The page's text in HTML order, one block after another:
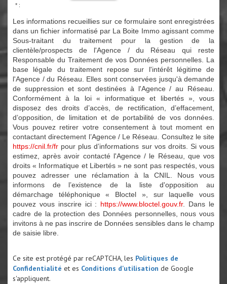
* :
Les informations recueillies sur ce formulaire sont enregistrées
dans un fichier informatisé par La Boite Immo agissant comme
Sous-traitant du traitement pour la gestion de la
clientèle/prospects de l'Agence / du Réseau qui reste
Responsable du Traitement de vos Données personnelles. La
base légale du traitement repose sur l'intérêt légitime de
l'Agence / du Réseau. Elles sont conservées jusqu'à demande
de suppression et sont destinées à l'Agence / au Réseau.
Conformément à la loi « informatique et libertés », vous
disposez des droits d’accès, de rectification, d’effacement,
d’opposition, de limitation et de portabilité de vos données.
Vous pouvez retirer votre consentement à tout moment en
contactant directement l’Agence / Le Réseau. Consultez le site
https://cnil.fr/fr pour plus d’informations sur vos droits. Si vous
estimez, après avoir contacté l'Agence / le Réseau, que vos
droits « Informatique et Libertés » ne sont pas respectés, vous
pouvez adresser une réclamation à la CNIL. Nous vous
informons de l’existence de la liste d'opposition au
démarchage téléphonique « Bloctel », sur laquelle vous
pouvez vous inscrire ici : https://www.bloctel.gouv.fr. Dans le
cadre de la protection des Données personnelles, nous vous
invitons à ne pas inscrire de Données sensibles dans le champ
de saisie libre.
Ce site est protégé par reCAPTCHA, les Politiques de
Confidentialité et es Conditions d'utilisation de Google
s'appliquent.